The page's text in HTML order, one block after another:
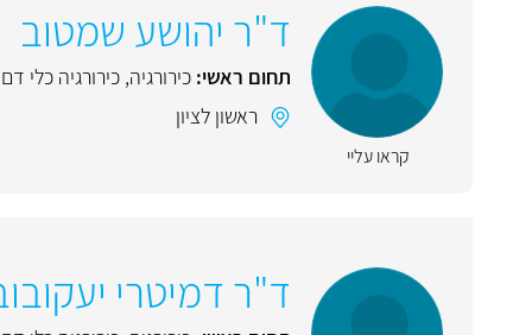
קראו עליי
ד"ר יהושע שמטוב
תחום ראשי: כירורגיה, כירורגיה כלי דם
ראשון לציון
ד"ר דמיטרי